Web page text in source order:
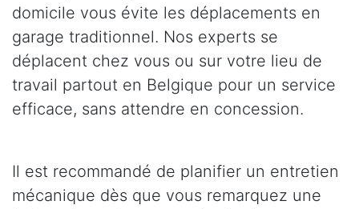
domicile vous évite les déplacements en
garage traditionnel. Nos experts se
déplacent chez vous ou sur votre lieu de
travail partout en Belgique pour un service
efficace, sans attendre en concession.
Il est recommandé de planifier un entretien
mécanique dès que vous remarquez une